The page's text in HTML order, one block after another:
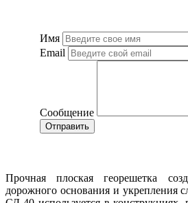
Имя
Email
Сообщение
Отправить
Прочная плоская георешетка
дорожного основания и укрепления